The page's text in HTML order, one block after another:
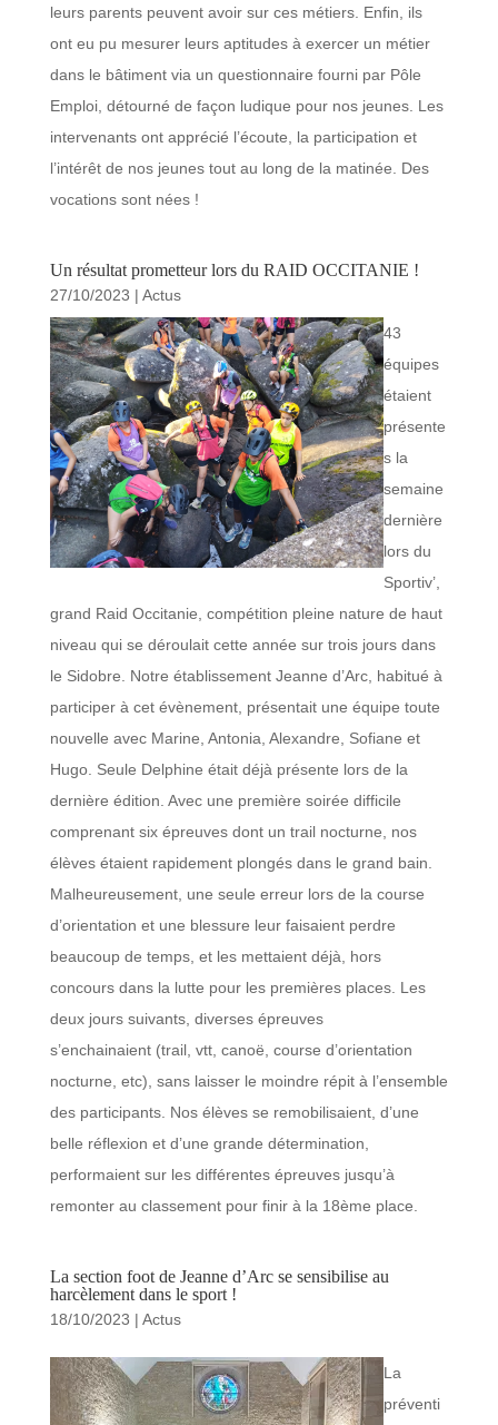
leurs parents peuvent avoir sur ces métiers. Enfin, ils
ont eu pu mesurer leurs aptitudes à exercer un métier
dans le bâtiment via un questionnaire fourni par Pôle
Emploi, détourné de façon ludique pour nos jeunes. Les
intervenants ont apprécié l’écoute, la participation et
l’intérêt de nos jeunes tout au long de la matinée. Des
vocations sont nées !
Un résultat prometteur lors du RAID OCCITANIE !
27/10/2023 | Actus
43
équipes
étaient
présente
s la
semaine
dernière
lors du
Sportiv’,
grand Raid Occitanie, compétition pleine nature de haut
niveau qui se déroulait cette année sur trois jours dans
le Sidobre. Notre établissement Jeanne d’Arc, habitué à
participer à cet évènement, présentait une équipe toute
nouvelle avec Marine, Antonia, Alexandre, Sofiane et
Hugo. Seule Delphine était déjà présente lors de la
dernière édition. Avec une première soirée difficile
comprenant six épreuves dont un trail nocturne, nos
élèves étaient rapidement plongés dans le grand bain.
Malheureusement, une seule erreur lors de la course
d’orientation et une blessure leur faisaient perdre
beaucoup de temps, et les mettaient déjà, hors
concours dans la lutte pour les premières places. Les
deux jours suivants, diverses épreuves
s’enchainaient (trail, vtt, canoë, course d’orientation
nocturne, etc), sans laisser le moindre répit à l’ensemble
des participants. Nos élèves se remobilisaient, d’une
belle réflexion et d’une grande détermination,
performaient sur les différentes épreuves jusqu’à
remonter au classement pour finir à la 18ème place.
La section foot de Jeanne d’Arc se sensibilise au
harcèlement dans le sport !
18/10/2023 | Actus
La
préventi